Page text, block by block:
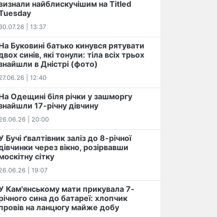
найблискучішим на Titled
| 13:37
Буковині батько кинувся рятувати
синів, які тонули: тіла всіх трьох
в Дністрі (фото)
| 12:40
Одещині біля річки у зашморгу
17-річну дівчину
| 20:00
Бучі ґвалтівник заліз до 8-річної
через вікно, розірвавши
сітку
| 19:07
Кам'янському мати прикувала 7-
сина до батареї: хлопчик
на ланцюгу майже добу